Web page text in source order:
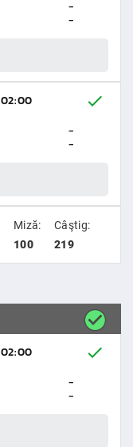
-
-
02:00
-
-
Miză:
100
Câştig:
219
02:00
-
-